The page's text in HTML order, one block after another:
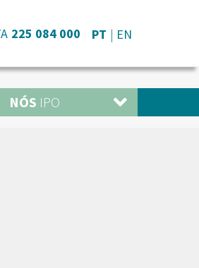
225 084 000 PT EN
NÓS IPO